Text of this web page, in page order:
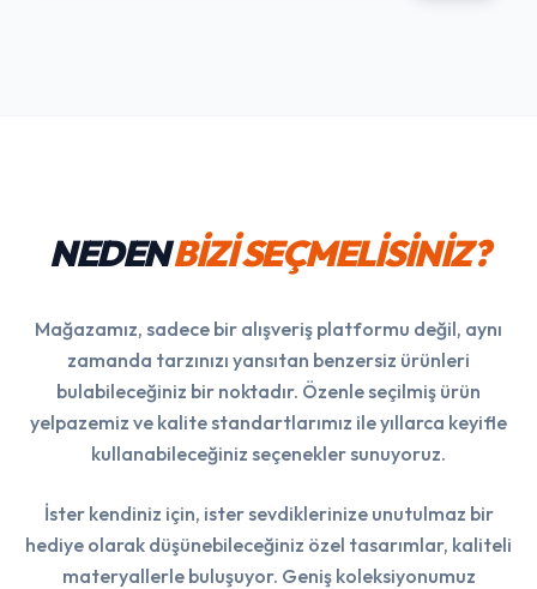
NEDENBİZİ SEÇMELİSİNİZ?
Mağazamız, sadece bir alışveriş platformu değil, aynı
zamanda tarzınızı yansıtan benzersiz ürünleri
bulabileceğiniz bir noktadır. Özenle seçilmiş ürün
yelpazemiz ve kalite standartlarımız ile yıllarca keyifle
kullanabileceğiniz seçenekler sunuyoruz.
İster kendiniz için, ister sevdiklerinize unutulmaz bir
hediye olarak düşünebileceğiniz özel tasarımlar, kaliteli
materyallerle buluşuyor. Geniş koleksiyonumuz